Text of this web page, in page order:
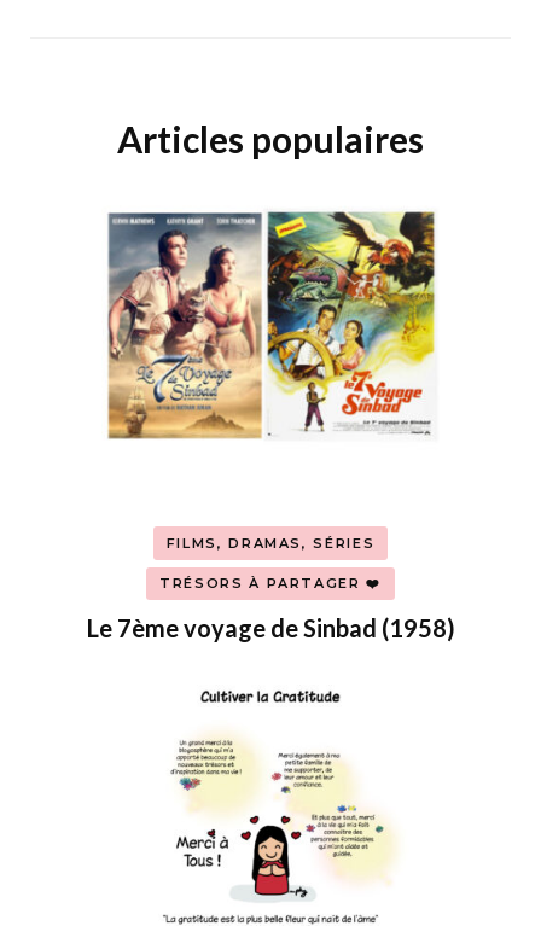
Articles populaires
FILMS, DRAMAS, SÉRIES
TRÉSORS À PARTAGER ❤️
Le 7ème voyage de Sinbad (1958)